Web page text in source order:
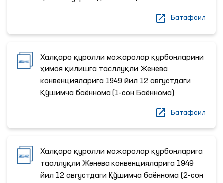
Батафсил
Халқаро қуролли можаролар қурбонларини
ҳимоя қилишга тааллуқли Женева
конвенцияларига 1949 йил 12 августдаги
Қўшимча баённома (1-сон Баённома)
Батафсил
Халқаро қуролли можаролар қурбонларига
тааллуқли Женева конвенцияларига 1949
йил 12 августдаги Қўшимча баённома (2-сон